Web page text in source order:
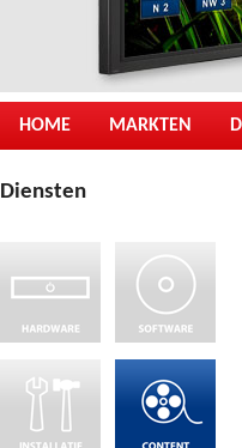
HOME MARKTEN
Diensten